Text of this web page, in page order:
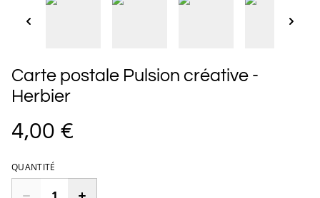
Carte postale Pulsion créative -
Herbier
4,00 €
QUANTITÉ